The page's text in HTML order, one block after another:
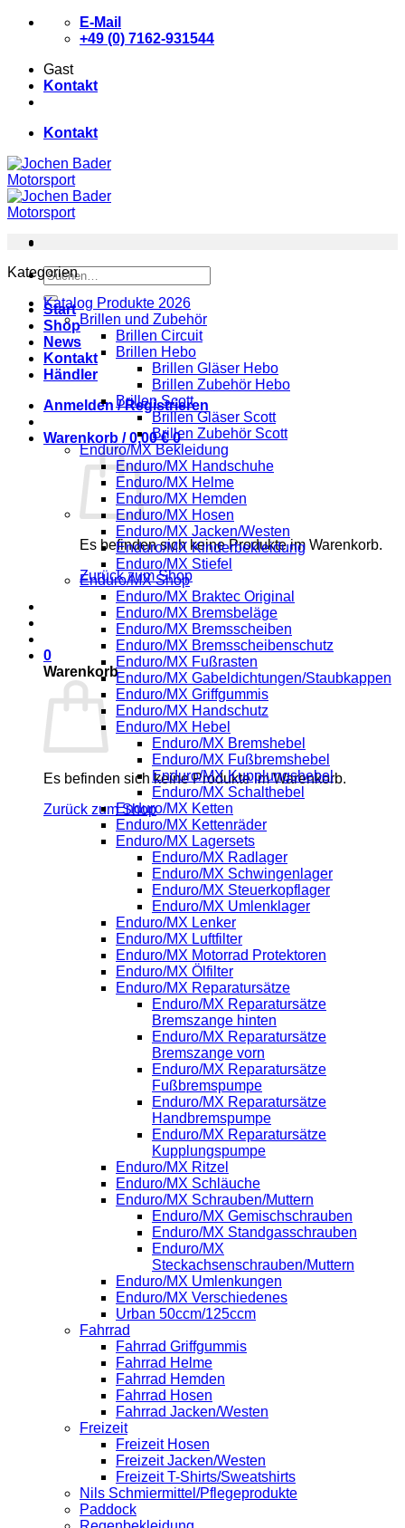
Zum
E-Mail
+49 (0) 7162-931544
Gast
Kontakt
Kontakt
Suchen
nach:
Start
Shop
News
Kontakt
Händler
Anmelden / Registrieren
Warenkorb /0,00€ 0
Es befinden sich keine Produkte im Warenkorb.
Zurück zum Shop
0
Warenkorb
Es befinden sich keine Produkte im Warenkorb.
Zurück zum Shop
Kategorien
Katalog Produkte 2026
Brillen und Zubehör
Brillen Circuit
Brillen Hebo
Brillen Gläser Hebo
Brillen Zubehör Hebo
Brillen Scott
Brillen Gläser Scott
Brillen Zubehör Scott
Enduro/MX Bekleidung
Enduro/MX Handschuhe
Enduro/MX Helme
Enduro/MX Hemden
Enduro/MX Hosen
Enduro/MX Jacken/Westen
Enduro/MX Kinderbekleidung
Enduro/MX Stiefel
Enduro/MX Shop
Enduro/MX Braktec Original
Enduro/MX Bremsbeläge
Enduro/MX Bremsscheiben
Enduro/MX Bremsscheibenschutz
Enduro/MX Fußrasten
Enduro/MX Gabeldichtungen/Staubkappen
Enduro/MX Griffgummis
Enduro/MX Handschutz
Enduro/MX Hebel
Enduro/MX Bremshebel
Enduro/MX Fußbremshebel
Enduro/MX Kupplungshebel
Enduro/MX Schalthebel
Enduro/MX Ketten
Enduro/MX Kettenräder
Enduro/MX Lagersets
Enduro/MX Radlager
Enduro/MX Schwingenlager
Enduro/MX Steuerkopflager
Enduro/MX Umlenklager
Enduro/MX Lenker
Enduro/MX Luftfilter
Enduro/MX Motorrad Protektoren
Enduro/MX Ölfilter
Enduro/MX Reparatursätze
Enduro/MX Reparatursätze
Bremszange hinten
Enduro/MX Reparatursätze
Bremszange vorn
Enduro/MX Reparatursätze
Fußbremspumpe
Enduro/MX Reparatursätze
Handbremspumpe
Enduro/MX Reparatursätze
Kupplungspumpe
Enduro/MX Ritzel
Enduro/MX Schläuche
Enduro/MX Schrauben/Muttern
Enduro/MX Gemischschrauben
Enduro/MX Standgasschrauben
Enduro/MX
Steckachsenschrauben/Muttern
Enduro/MX Umlenkungen
Enduro/MX Verschiedenes
Urban 50ccm/125ccm
Fahrrad
Fahrrad Griffgummis
Fahrrad Helme
Fahrrad Hemden
Fahrrad Hosen
Fahrrad Jacken/Westen
Freizeit
Freizeit Hosen
Freizeit Jacken/Westen
Freizeit T-Shirts/Sweatshirts
Nils Schmiermittel/Pflegeprodukte
Paddock